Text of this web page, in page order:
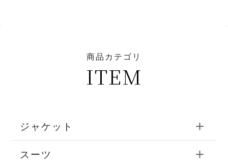
商品カテゴリ
ITEM
ジャケット
スーツ